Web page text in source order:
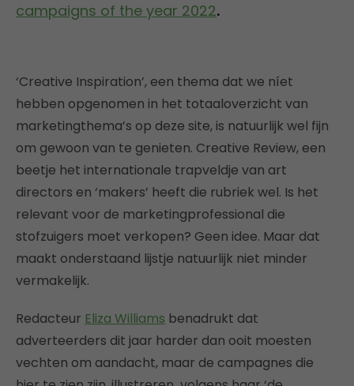
campaigns of the year 2022.
‘Creative Inspiration’, een thema dat we níet
hebben opgenomen in het totaaloverzicht van
marketingthema’s op deze site, is natuurlijk wel fijn
om gewoon van te genieten. Creative Review, een
beetje het internationale trapveldje van art
directors en ‘makers’ heeft die rubriek wel. Is het
relevant voor de marketingprofessional die
stofzuigers moet verkopen? Geen idee. Maar dat
maakt onderstaand lijstje natuurlijk niet minder
vermakelijk.
Redacteur Eliza Williams benadrukt dat
adverteerders dit jaar harder dan ooit moesten
vechten om aandacht, maar de campagnes die